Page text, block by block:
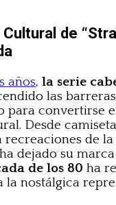
de
años, la serie
las
para convertirse
Desde
recreaciones de
ha dejado su
de los 80 ha
la nostálgica